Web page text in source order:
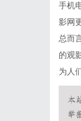
手机
影网
总而
的观
为人